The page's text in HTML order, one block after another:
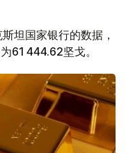
坦国家银行的数据，
61 444.62坚戈。